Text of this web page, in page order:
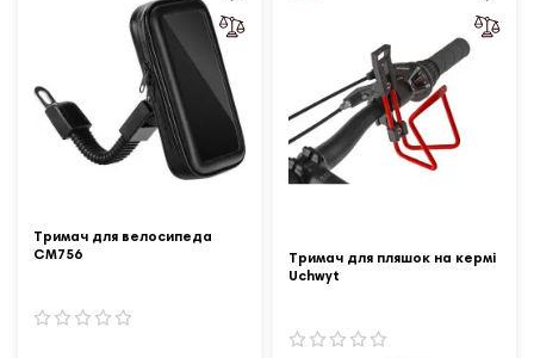
Тримач для велосипеда
CM756
Тримач для пляшок на кермі
Uchwyt